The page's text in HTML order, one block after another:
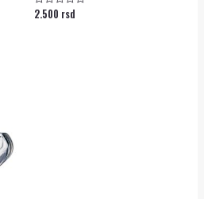
Ocenjeno
2.500 rsd